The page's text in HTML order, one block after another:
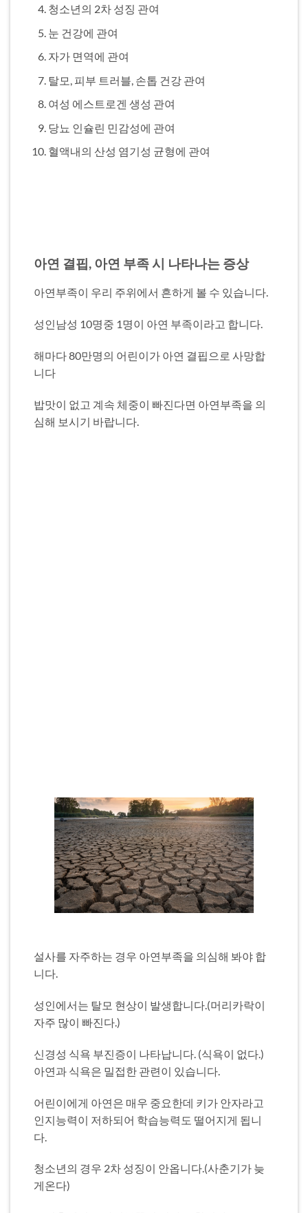
청소년의 2차 성징 관여
눈 건강에 관여
자가 면역에 관여
탈모, 피부 트러블, 손톱 건강 관여
여성 에스트로겐 생성 관여
당뇨 인슐린 민감성에 관여
혈액내의 산성 염기성 균형에 관여
아연 결핍, 아연 부족 시 나타나는 증상
아연부족이 우리 주위에서 흔하게 볼 수 있습니다.
성인남성 10명중 1명이 아연 부족이라고 합니다.
해마다 80만명의 어린이가 아연 결핍으로 사망합
니다
밥맛이 없고 계속 체중이 빠진다면 아연부족을 의
심해 보시기 바랍니다.
설사를 자주하는 경우 아연부족을 의심해 봐야 합
니다.
성인에서는 탈모 현상이 발생합니다.(머리카락이
자주 많이 빠진다.)
신경성 식욕 부진증이 나타납니다. (식욕이 없다.)
아연과 식욕은 밀접한 관련이 있습니다.
어린이에게 아연은 매우 중요한데 키가 안자라고
인지능력이 저하되어 학습능력도 떨어지게 됩니
다.
청소년의 경우 2차 성징이 안옵니다.(사춘기가 늦
게온다)